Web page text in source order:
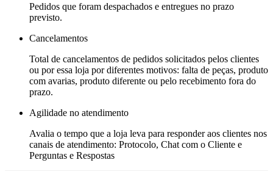
Pedidos que foram despachados e entregues no prazo
previsto.
Cancelamentos
Total de cancelamentos de pedidos solicitados pelos clientes
ou por essa loja por diferentes motivos: falta de peças, produto
com avarias, produto diferente ou pelo recebimento fora do
prazo.
Agilidade no atendimento
Avalia o tempo que a loja leva para responder aos clientes nos
canais de atendimento: Protocolo, Chat com o Cliente e
Perguntas e Respostas